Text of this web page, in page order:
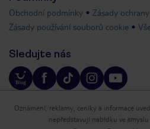
Obchodní podmínky
Zásady
Zásady používání souborů cookie
Sledujte nás
Oznámení, reklamy, ceníky a informace
nepředstavují nabídku ve